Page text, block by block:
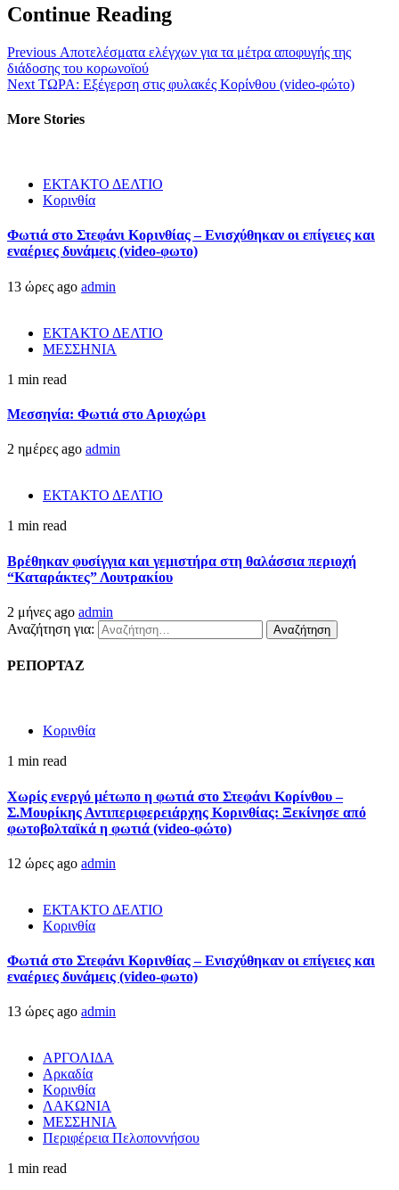
Continue Reading
Previous Αποτελέσματα ελέγχων για τα μέτρα αποφυγής της
διάδοσης του κορωνοϊού
Next ΤΩΡΑ: Εξέγερση στις φυλακές Κορίνθου (video-φώτο)
More Stories
ΕΚΤΑΚΤΟ ΔΕΛΤΙΟ
Κορινθία
Φωτιά στο Στεφάνι Κορινθίας – Ενισχύθηκαν οι επίγειες και
εναέριες δυνάμεις (video-φωτο)
13 ώρες ago admin
ΕΚΤΑΚΤΟ ΔΕΛΤΙΟ
ΜΕΣΣΗΝΙΑ
1 min read
Μεσσηνία: Φωτιά στο Αριοχώρι
2 ημέρες ago admin
ΕΚΤΑΚΤΟ ΔΕΛΤΙΟ
1 min read
Βρέθηκαν φυσίγγια και γεμιστήρα στη θαλάσσια περιοχή
“Καταράκτες” Λουτρακίου
2 μήνες ago admin
Αναζήτηση για:
ΡΕΠΟΡΤΑΖ
Κορινθία
1 min read
Χωρίς ενεργό μέτωπο η φωτιά στο Στεφάνι Κορίνθου –
Σ.Μουρίκης Αντιπεριφερειάρχης Κορινθίας: Ξεκίνησε από
φωτοβολταϊκά η φωτιά (video-φώτο)
12 ώρες ago admin
ΕΚΤΑΚΤΟ ΔΕΛΤΙΟ
Κορινθία
Φωτιά στο Στεφάνι Κορινθίας – Ενισχύθηκαν οι επίγειες και
εναέριες δυνάμεις (video-φωτο)
13 ώρες ago admin
ΑΡΓΟΛΙΔΑ
Αρκαδία
Κορινθία
ΛΑΚΩΝΙΑ
ΜΕΣΣΗΝΙΑ
Περιφέρεια Πελοποννήσου
1 min read